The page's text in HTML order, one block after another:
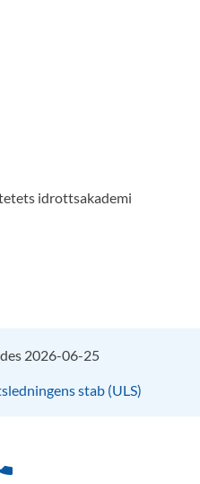
idrottsakademi
2026-06-25
stab (ULS)